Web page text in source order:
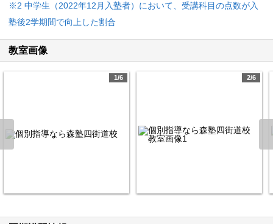
※2 中学生（2022年12月入塾者）において、受講科目の点数が入
塾後2学期間で向上した割合
教室画像
1/6 2/6